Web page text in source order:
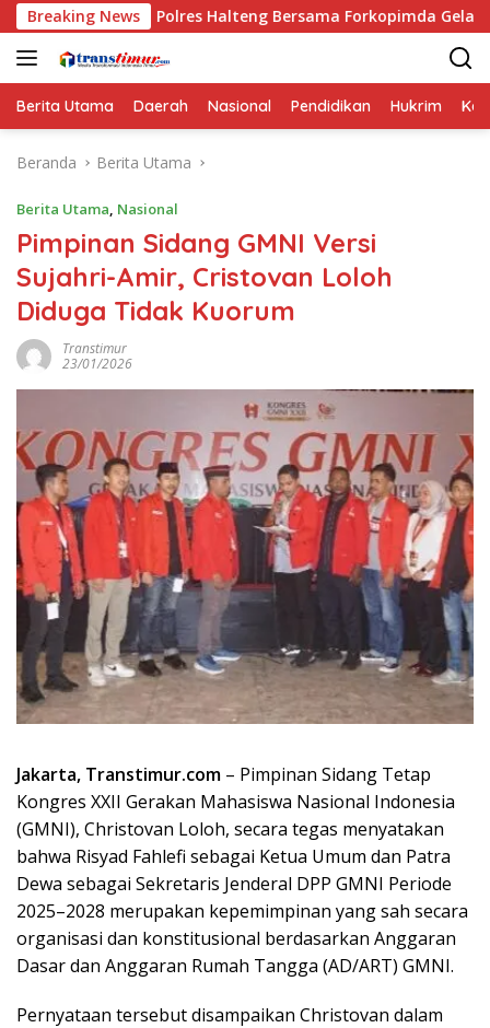
Langsung
ke
konten
Breaking News
Polres Halteng Bersama Forkopimda Gelar Apel Siaga Karhutla
Berita Utama Daerah Nasional Pendidikan Hukrim
Beranda Berita Utama
Berita Utama, Nasional
Pimpinan Sidang GMNI Versi
Sujahri-Amir, Cristovan Loloh
Diduga Tidak Kuorum
Transtimur
23/01/2026
Jakarta, Transtimur.com – Pimpinan Sidang Tetap
Kongres XXII Gerakan Mahasiswa Nasional Indonesia
(GMNI), Christovan Loloh, secara tegas menyatakan
bahwa Risyad Fahlefi sebagai Ketua Umum dan Patra
Dewa sebagai Sekretaris Jenderal DPP GMNI Periode
2025–2028 merupakan kepemimpinan yang sah secara
organisasi dan konstitusional berdasarkan Anggaran
Dasar dan Anggaran Rumah Tangga (AD/ART) GMNI.
‎Pernyataan tersebut disampaikan Christovan dalam